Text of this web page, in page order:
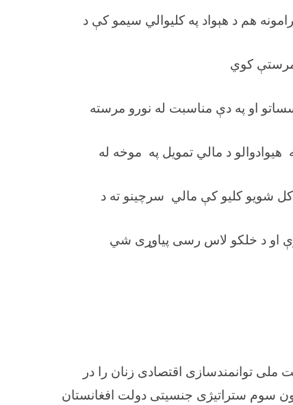
هم د هېواد په کلیوالي سیمو کې د
مرستې کوي
او په دې مناسبت له نورو مرسته
د مالي تمویل په موخه له
شویو کلیو کې مالي سرچینو ته د
او د خلکو لاس رسی پياوړی شي
ملی توانمندسازی اقتصادی زنان را در
سوم ستراتیژی جنسیتی دولت افغانستان